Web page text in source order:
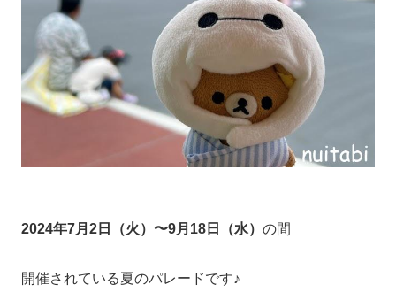
2024年7月2日（火）〜9月18日（水） の間
開催されている夏のパレードです♪